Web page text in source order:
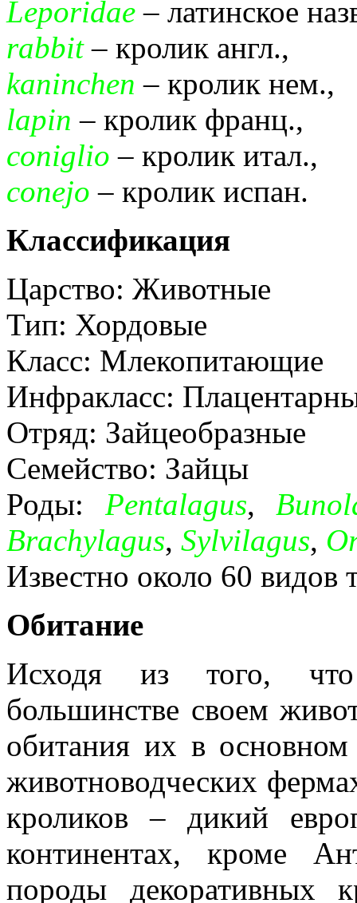
Leporidae – латинское
rabbit– кролик англ.,
kaninchen – кролик нем.,
lapin – кролик франц.,
coniglio – кролик итал.,
conejo – кролик испан.
Классификация
Царство: Животные
Тип: Хордовые
Класс: Млекопитающие
Инфракласс:
Отряд: Зайцеобразные
Семейство: Зайцы
Роды: Pentalagus,
Brachylagus, Sylvilagus,
Известно около 60 видов
Обитание
Исходя из того,
большинстве своем
обитания их в
животноводческих
кроликов – дикий
континентах, кроме
породы декоративных